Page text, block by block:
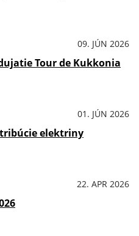
09. JÚN 2026
Tour de Kukkonia
01. JÚN 2026
elektriny
22. APR 2026